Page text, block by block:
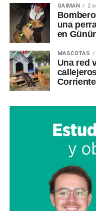
GAIMAN 2
una
en
MASCOTAS
Una red